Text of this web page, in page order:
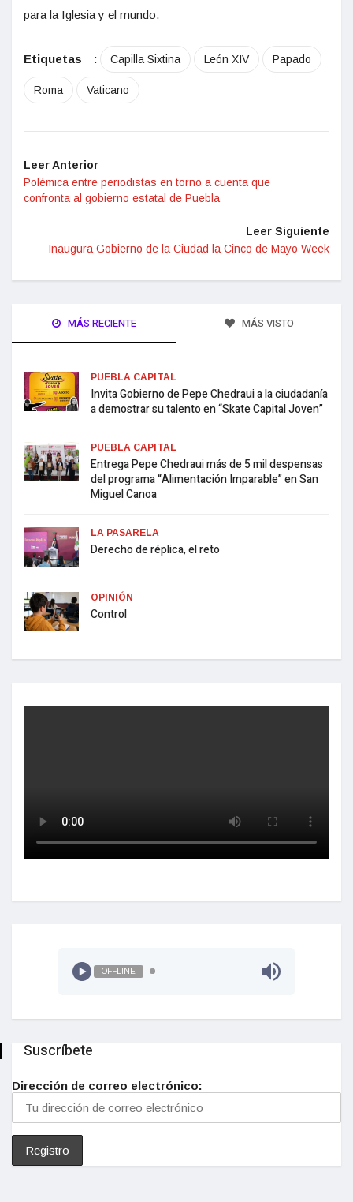
para la Iglesia y el mundo.
Etiquetas : Capilla Sixtina León XIV Papado
Roma Vaticano
Leer Anterior
Polémica entre periodistas en torno a cuenta que
confronta al gobierno estatal de Puebla
Leer Siguiente
Inaugura Gobierno de la Ciudad la Cinco de Mayo Week
MÁS RECIENTE MÁS VISTO
PUEBLA CAPITAL
Invita Gobierno de Pepe Chedraui a la ciudadanía
a demostrar su talento en “Skate Capital Joven”
PUEBLA CAPITAL
Entrega Pepe Chedraui más de 5 mil despensas
del programa “Alimentación Imparable” en San
Miguel Canoa
LA PASARELA
Derecho de réplica, el reto
OPINIÓN
Control
OFFLINE
Suscríbete
Dirección de correo electrónico: